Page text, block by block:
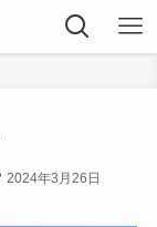
2024年3月26日